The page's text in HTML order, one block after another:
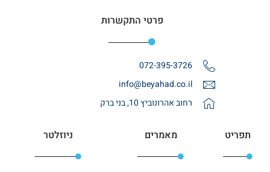
פרטי התקשרות
072-395-3726
info@beyahad.co.il
רחוב אהרונוביץ 10, בני ברק
תפריט מאמרים ניוזלטר